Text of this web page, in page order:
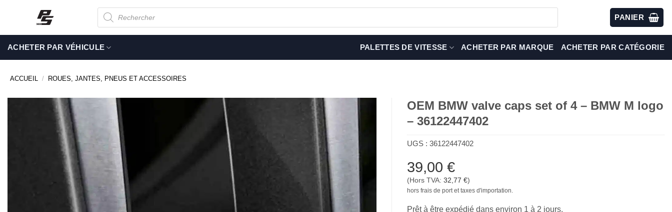
contenu
Recherche
de
produits
PANIER
ACHETER PAR VÉHICULE PALETTES DE VITESSE ACHETER PAR MARQUE ACHETER PAR CATÉGORIE
ACCUEIL / ROUES, JANTES, PNEUS ET ACCESSOIRES
OEM BMW valve caps set of 4 – BMW M logo
– 36122447402
UGS : 36122447402
39,00 €
(Hors TVA: 32,77 €)
hors frais de port et taxes d'importation.
Prêt à être expédié dans environ 1 à 2 jours.